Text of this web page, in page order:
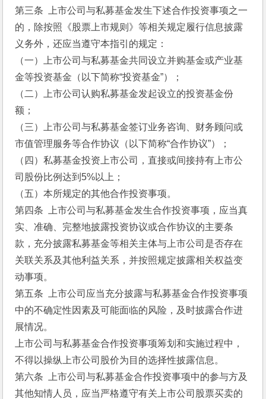
第三条  上市公司与私募基金发生下述合作投资事项之一
的，除按照《股票上市规则》等相关规定履行信息披露
义务外，还应当遵守本指引的规定：
（一）上市公司与私募基金共同设立并购基金或产业基
金等投资基金（以下简称“投资基金”）；
（二）上市公司认购私募基金发起设立的投资基金份
额；
（三）上市公司与私募基金签订业务咨询、财务顾问或
市值管理服务等合作协议（以下简称“合作协议”）；
（四）私募基金投资上市公司，直接或间接持有上市公
司股份比例达到5%以上；
（五）本所规定的其他合作投资事项。
第四条  上市公司与私募基金发生合作投资事项，应当真
实、准确、完整地披露投资协议或合作协议的主要条
款，充分披露私募基金等相关主体与上市公司是否存在
关联关系及其他利益关系，并按照规定披露相关权益变
动事项。
第五条  上市公司应当充分披露与私募基金合作投资事项
中的不确定性因素及可能面临的风险，及时披露合作进
展情况。
上市公司与私募基金合作投资事项筹划和实施过程中，
不得以操纵上市公司股价为目的选择性披露信息。
第六条  上市公司与私募基金合作投资事项中的参与方及
其他知情人员，应当严格遵守有关上市公司股票买卖的